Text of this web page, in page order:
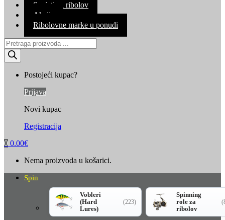
Savjeti za ribolov
Akcija
Ribolovne marke u ponudi
Products
search
Postojeći kupac?
Prijava
Novi kupac
Registracija
0 0.00€
Nema proizvoda u košarici.
Spin
Vobleri
(Hard
Lures)
(223)
Spinning
role za
ribolov